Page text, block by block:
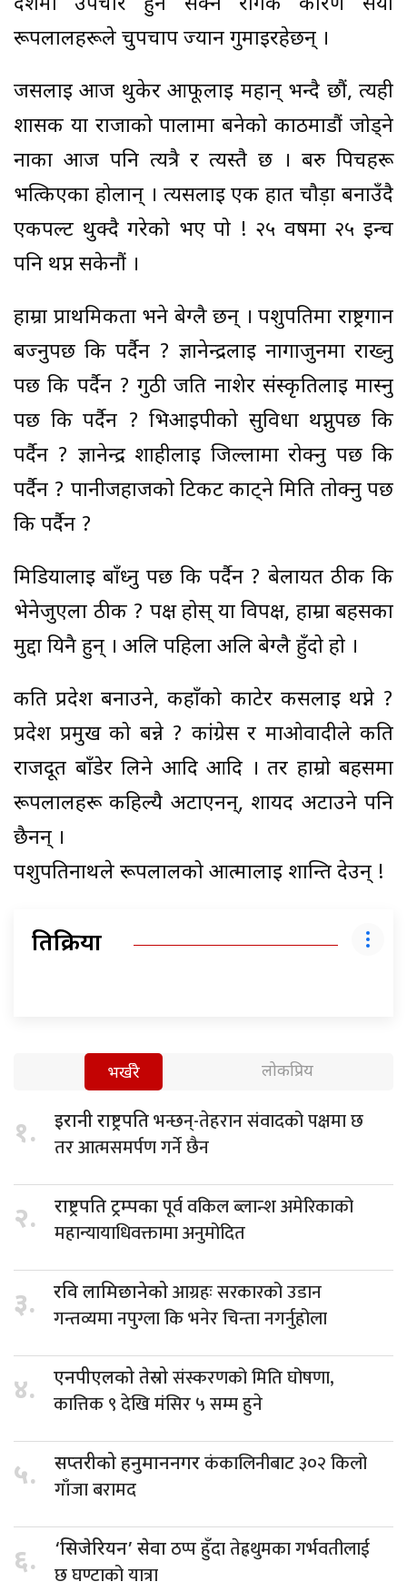
रूपलालहरूले चुपचाप ज्यान गुमाइरहेछन् ।
जसलाई आज थुकेर आफूलाई महान् भन्दै छौं, त्यही
शासक या राजाको पालामा बनेको काठमाडौं जोड्ने
नाका आज पनि त्यत्रै र त्यस्तै छ । बरु पिचहरू
भत्किएका होलान् । त्यसलाई एक हात चौड़ा बनाउँदै
एकपल्ट थुक्दै गरेको भए पो ! २५ वर्षमा २५ इन्च
पनि थप्न सकेनौं ।
हाम्रा प्राथमिकता भने बेग्लै छन् । पशुपतिमा राष्ट्रगान
बज्नुपर्छ कि पर्दैन ? ज्ञानेन्द्रलाई नागार्जुनमा राख्नु
पर्छ कि पर्दैन ? गुठी जति नाशेर संस्कृतिलाई मास्नु
पर्छ कि पर्दैन ? भिआईपीको सुविधा थप्नुपर्छ कि
पर्दैन ? ज्ञानेन्द्र शाहीलाई जिल्लामा रोक्नु पर्छ कि
पर्दैन ? पानीजहाजको टिकट काट्ने मिति तोक्नु पर्छ
कि पर्दैन ?
मिडियालाई बाँध्नु पर्छ कि पर्दैन ? बेलायत ठीक कि
भेनेजुएला ठीक ? पक्ष होस् या विपक्ष, हाम्रा बहसका
मुद्दा यिनै हुन् । अलि पहिला अलि बेग्लै हुँदो हो ।
कति प्रदेश बनाउने, कहाँको काटेर कसलाई थप्ने ?
प्रदेश प्रमुख को बन्ने ? कांग्रेस र माओवादीले कति
राजदूत बाँडेर लिने आदि आदि । तर हाम्रो बहसमा
रूपलालहरू कहिल्यै अटाएनन्, शायद अटाउने पनि
छैनन् ।
पशुपतिनाथले रूपलालको आत्मालाई शान्ति देउन् !
प्रतिक्रिया
भर्खरै लोकप्रिय
१. इरानी राष्ट्रपतिभन्छन्-तेहरान संवादको पक्षमा छ
तर आत्मसमर्पण गर्ने छैन
२. राष्ट्रपति ट्रम्पकापूर्व वकिल ब्लान्श अमेरिकाको
महान्यायाधिवक्तामा अनुमोदित
३. रवि लामिछानेकोआग्रहः सरकारको उडान
गन्तव्यमा नपुग्ला कि भनेर चिन्ता नगर्नुहोला
४. एनपीएलको तेस्रोसंस्करणको मिति घोषणा,
कात्तिक ९ देखि मंसिर ५ सम्म हुने
५. सप्तरीको हनुमाननगरकंकालिनीबाट ३०२ किलो
गाँजा बरामद
६. ‘सिजेरियन’ सेवाठप्प हुँदा तेह्रथुमका गर्भवतीलाई
छ घण्टाको यात्रा